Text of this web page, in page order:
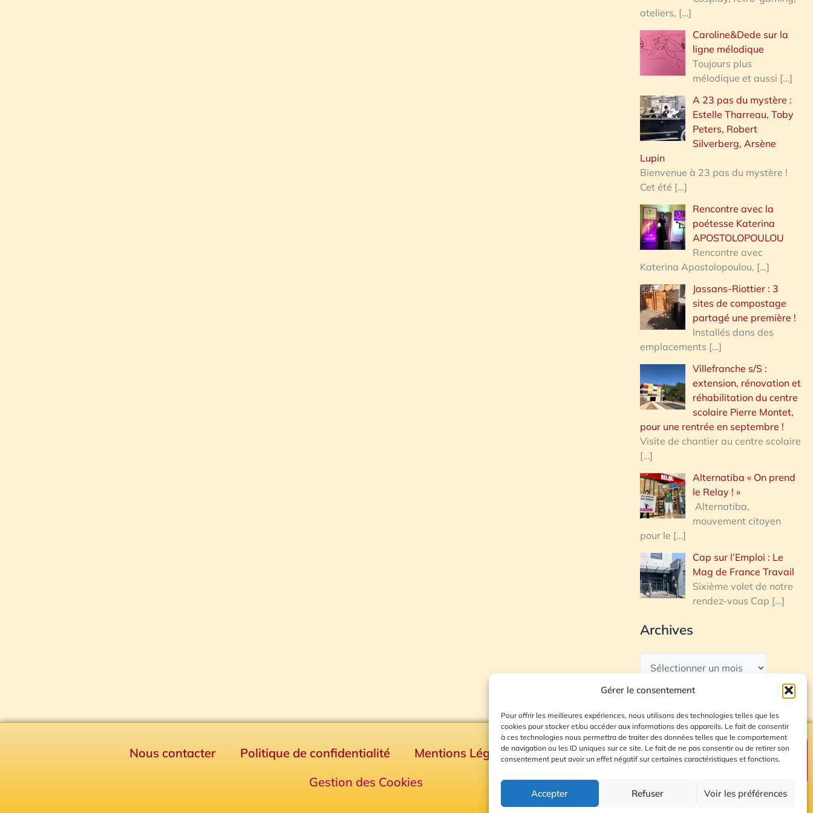
Gérer le consentement
Pour offrir les meilleures expériences, nous utilisons des technologies telles que les
cookies pour stocker et/ou accéder aux informations des appareils. Le fait de consentir
à ces technologies nous permettra de traiter des données telles que le comportement
de navigation ou les ID uniques sur ce site. Le fait de ne pas consentir ou de retirer son
consentement peut avoir un effet négatif sur certaines caractéristiques et fonctions.
Accepter Refuser Voir les préférences
ateliers, […]
Caroline&Dede sur la
ligne mélodique
Toujours plus
mélodique et aussi […]
A 23 pas du mystère :
Estelle Tharreau, Toby
Peters, Robert
Silverberg, Arsène
Lupin
Bienvenue à 23 pas du mystère !
Cet été […]
Rencontre avec la
poétesse Katerina
APOSTOLOPOULOU
Rencontre avec
Katerina Apostolopoulou, […]
Jassans-Riottier : 3
sites de compostage
partagé une première !
Installés dans des
emplacements […]
Villefranche s/S :
extension, rénovation et
réhabilitation du centre
scolaire Pierre Montet,
pour une rentrée en septembre !
Visite de chantier au centre scolaire
[…]
Alternatiba « On prend
le Relay ! »
Alternatiba,
mouvement citoyen
pour le […]
Cap sur l’Emploi : Le
Mag de France Travail
Sixième volet de notre
rendez-vous Cap […]
Archives
Nous contacter Politique de confidentialité Mentions Légales
Plan du site
Gestion des Cookies